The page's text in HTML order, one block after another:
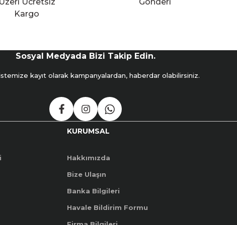
Kargo
Sosyal Medyada Bizi Takip Edin.
kayıt olarak kampanyalardan, haberdar olabilirsiniz.
KURUMSAL
Hakkımızda
Bize Ulaşın
Banka Bilgileri
Havale Bildirim Formu